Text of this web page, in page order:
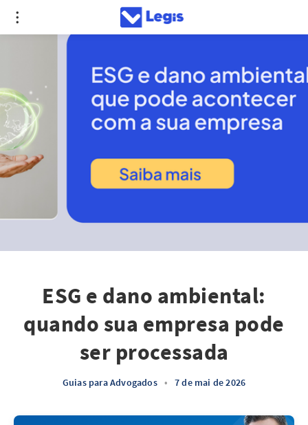
ESG e dano ambiental:
quando sua empresa pode
ser processada
Guias para Advogados • 7 de mai de 2026